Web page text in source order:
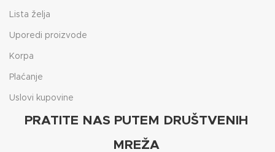
Lista želja
Uporedi proizvode
Korpa
Plaćanje
Uslovi kupovine
PRATITE NAS PUTEM DRUŠTVENIH
MREŽA